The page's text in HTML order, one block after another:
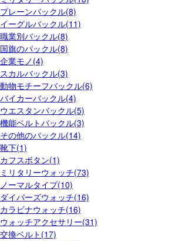
プレーンバックル(8)
イーグルバックル(11)
職業別バックル(8)
国旗のバックル(8)
企業モノ(4)
スカルバックル(3)
動物モチーフバックル(6)
バイカーバックル(4)
ウエスタンバックル(5)
機能ベルトバックル(3)
その他のバックル(14)
靴下(1)
カフスボタン(1)
ミリタリーウォッチ(73)
ノーマルタイプ(10)
ダイバーズウォッチ(16)
カラビナウォッチ(16)
ウォッチアクセサリー(31)
交換ベルト(17)